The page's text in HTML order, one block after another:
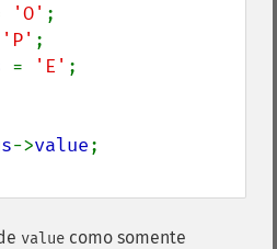
'O' ;
'P' ;
= 'E' ;
->value
value como somente